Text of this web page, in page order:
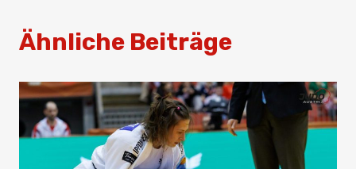
Ähnliche Beiträge